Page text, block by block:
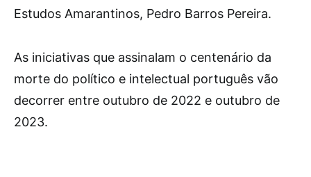
Estudos Amarantinos, Pedro Barros Pereira.
As iniciativas que assinalam o centenário da
morte do político e intelectual português vão
decorrer entre outubro de 2022 e outubro de
2023.